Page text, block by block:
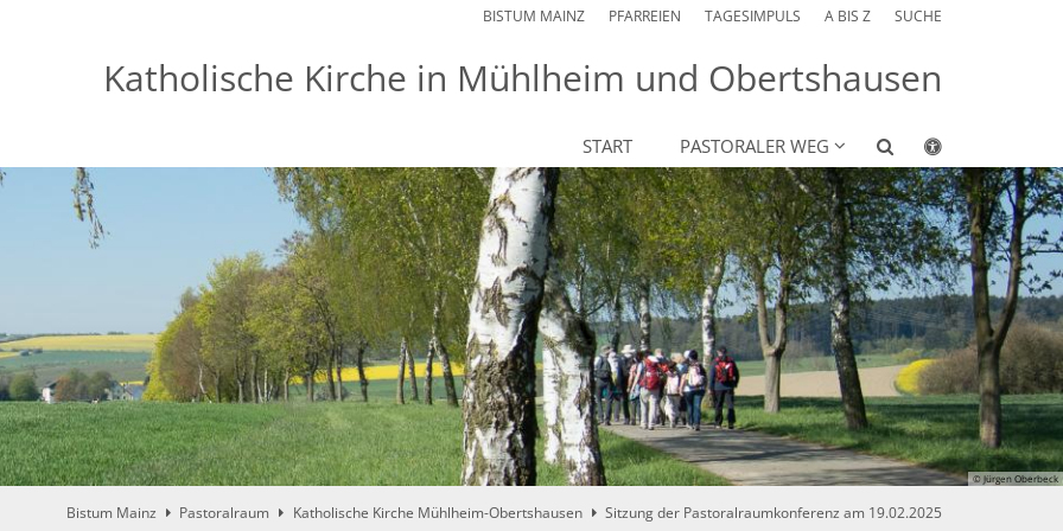
BISTUM MAINZ PFARREIEN TAGESIMPULS A BIS Z SUCHE
Katholische Kirche in Mühlheim und Obertshausen
START PASTORALER WEG
© Jürgen Oberbeck
Bistum Mainz Pastoralraum Katholische Kirche Mühlheim-Obertshausen Sitzung der Pastoralraumkonferenz am 19.02.2025